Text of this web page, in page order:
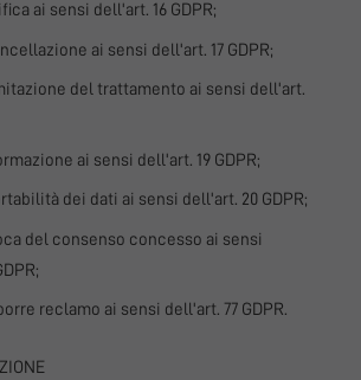
ai sensi dell'art. 16 GDPR;
ai sensi dell'art. 17 GDPR;
del trattamento ai sensi dell'art.
ai sensi dell'art. 19 GDPR;
dei dati ai sensi dell'art. 20 GDPR;
del consenso concesso ai sensi
reclamo ai sensi dell'art. 77 GDPR.